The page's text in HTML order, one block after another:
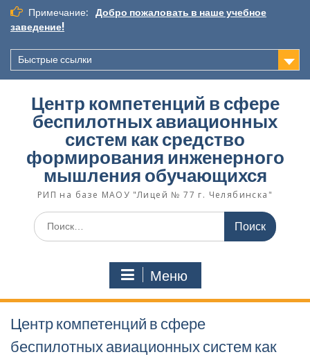
т
Примечание:
Добро пожаловать в наше учебное
заведение!
Быстрые ссылки
Центр компетенций в сфере
беспилотных авиационных
систем как средство
формирования инженерного
мышления обучающихся
РИП на базе МАОУ "Лицей № 77 г. Челябинска"
П
о
о
:
Меню
Центр компетенций в сфере
беспилотных авиационных систем как